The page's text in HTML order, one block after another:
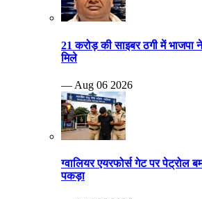
21 करोड़ की साइबर ठगी में
मिले
— Aug 06 2026
ग्वालियर एयरफोर्स गेट पर पेट्रोल
पकड़ा